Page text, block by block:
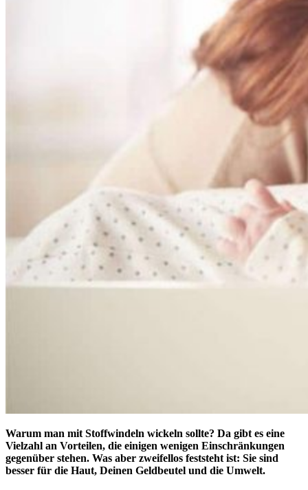
Warum man mit Stoffwindeln wickeln sollte? Da gibt es eine
Vielzahl an Vorteilen, die einigen wenigen Einschränkungen
gegenüber stehen. Was aber zweifellos feststeht ist: Sie sind
besser für die Haut, Deinen Geldbeutel und die Umwelt.